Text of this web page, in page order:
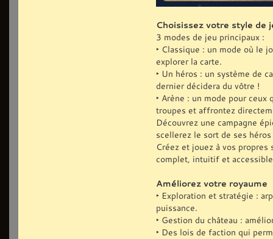
Choisissez votre style de
3 modes de jeu principaux :
‣ Classique : un mode où le
explorer la carte.
‣ Un héros : un système de
dernier décidera du vôtre !
‣ Arène : un mode pour
troupes et affrontez
Découvrez une campagne
scellerez le sort de ses
Créez et jouez à vos
complet, intuitif et
Améliorez votre royaume
‣ Exploration et stratégie :
puissance.
‣ Gestion du château :
‣ Des lois de faction qui